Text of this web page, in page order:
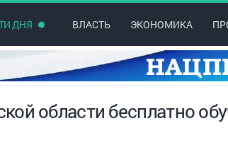
ДНЯ ВЛАСТЬ ЭКОНОМИКА
области бесплатно